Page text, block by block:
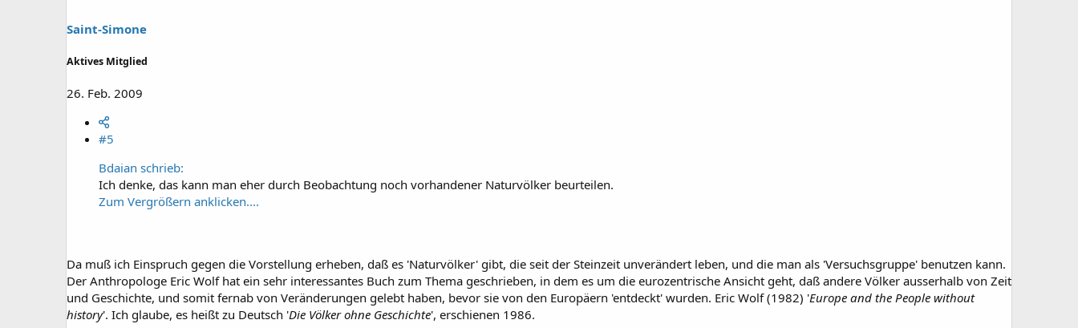
Saint-Simone
Aktives Mitglied
26. Feb. 2009
#5
Bdaian schrieb:
Ich denke, das kann man eher durch Beobachtung noch vorhandener Naturvölker beurteilen.
Zum Vergrößern anklicken....
Da muß ich Einspruch gegen die Vorstellung erheben, daß es 'Naturvölker' gibt, die seit der Steinzeit unverändert leben, und die man als 'Versuchsgruppe' benutzen kann.
Der Anthropologe Eric Wolf hat ein sehr interessantes Buch zum Thema geschrieben, in dem es um die eurozentrische Ansicht geht, daß andere Völker ausserhalb von Zeit
und Geschichte, und somit fernab von Veränderungen gelebt haben, bevor sie von den Europäern 'entdeckt' wurden. Eric Wolf (1982) 'Europe and the People without
history'. Ich glaube, es heißt zu Deutsch 'Die Völker ohne Geschichte', erschienen 1986.